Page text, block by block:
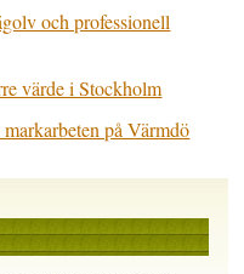
och professionell
värde i Stockholm
på Värmdö